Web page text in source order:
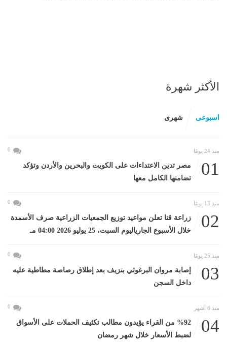
الأكثر شهرة
اسبوعى شهرى
منذ 24 يومًا 0
01
مصر تدين الاعتداءات على الكويت والبحرين والأردن وتؤكد
تضامنها الكامل معها
منذ 13 يومًا 0
02
زراعة قنا تعلن مواعيد توزيع الجمعيات الزراعية صرف الأسمدة
خلال الأسبوع الجارياليوم السبت، 25 يوليو 2026 04:00 مـ
منذ 25 يومًا 0
03
إصابة مروان البرغوثي بنزيف بعد إطلاق رصاصة مطاطية عليه
داخل السجن
منذ 6 أشهر 0
04
%92 من القراء يؤيدون مطالب تكثيف الحملات على الأسواق
لضبط الأسعار خلال شهر رمضان